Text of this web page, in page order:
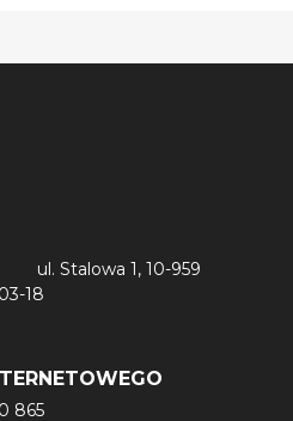
ul. Stalowa 1, 10-959
18
865